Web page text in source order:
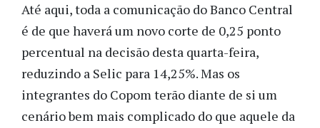
Até aqui, toda a comunicação do Banco Central
é de que haverá um novo corte de 0,25 ponto
percentual na decisão desta quarta-feira,
reduzindo a Selic para 14,25%. Mas os
integrantes do Copom terão diante de si um
cenário bem mais complicado do que aquele da